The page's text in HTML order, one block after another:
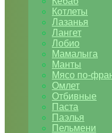
Котлеты
Лазанья
Лангет
Лобио
Мамалыга
Манты
Мясо по-
Омлет
Отбивные
Паста
Паэлья
Пельмени